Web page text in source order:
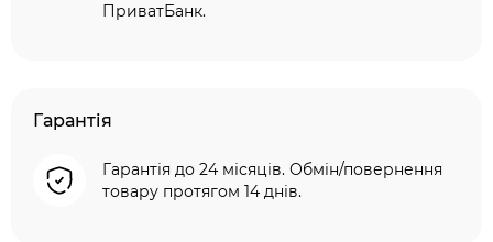
ПриватБанк.
Гарантія
Гарантія до 24 місяців. Обмін/повернення
товару протягом 14 днів.